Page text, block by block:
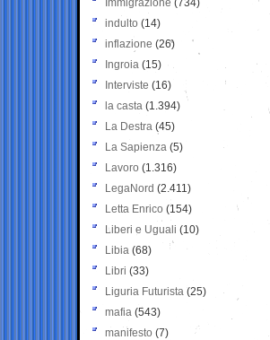
Immigrazione (734)
indulto (14)
inflazione (26)
Ingroia (15)
Interviste (16)
la casta (1.394)
La Destra (45)
La Sapienza (5)
Lavoro (1.316)
LegaNord (2.411)
Letta Enrico (154)
Liberi e Uguali (10)
Libia (68)
Libri (33)
Liguria Futurista (25)
mafia (543)
manifesto (7)